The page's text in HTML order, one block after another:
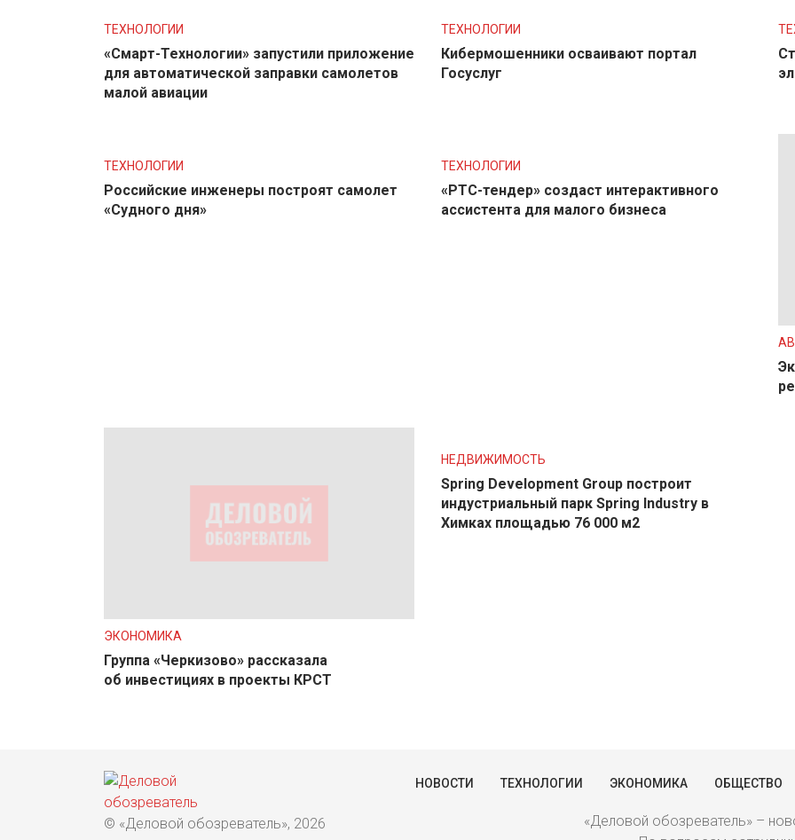
ТЕХНОЛОГИИ
«Смарт-Технологии» запустили приложение
для автоматической заправки самолетов
малой авиации
ТЕХНОЛОГИИ
Кибермошенники осваивают портал
Госуслуг
ТЕХНОЛОГИИ
Российские инженеры построят самолет
«Судного дня»
ТЕХНОЛОГИИ
«РТС-тендер» создаст интерактивного
ассистента для малого бизнеса
ЭКОНОМИКА
Группа «Черкизово» рассказала
об инвестициях в проекты КРСТ
НЕДВИЖИМОСТЬ
Spring Development Group построит
индустриальный парк Spring Industry в
Химках площадью 76 000 м2
© «Деловой обозреватель», 2026
НОВОСТИ ТЕХНОЛОГИИ ЭКОНОМИКА ОБЩЕСТВО
«Деловой обозреватель» –